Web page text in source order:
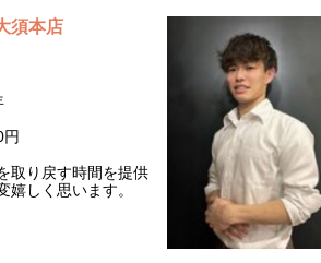
須本店
取り戻す時間を提供
嬉しく思います。